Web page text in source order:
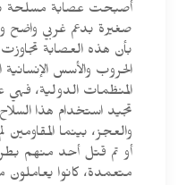
أصبحت عصابة مسلحة
صغيرة بدعم غربي واضح
بأن هذه العصابة تجاوزت
الحروب والأسس
المنظمات الدولية،
تجيد استخدام هذا السلاح
والعجز، بينما
أو تم قتل أحد منهم
متعمدة، كانوا